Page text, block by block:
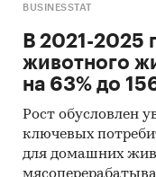
Материалы
данных.
Результаты
Материалы и
(United
Commodity
Commodity
BUSINESSTAT
В 2021-2025
животного
на 63% до
Рост обусловлен
ключевых
для домашних